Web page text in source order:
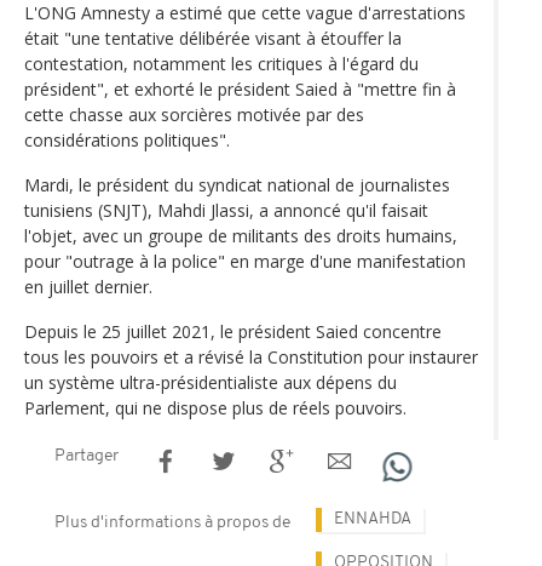
L'ONG Amnesty a estimé que cette vague d'arrestations
était "une tentative délibérée visant à étouffer la
contestation, notamment les critiques à l'égard du
président", et exhorté le président Saied à "mettre fin à
cette chasse aux sorcières motivée par des
considérations politiques".
Mardi, le président du syndicat national de journalistes
tunisiens (SNJT), Mahdi Jlassi, a annoncé qu'il faisait
l'objet, avec un groupe de militants des droits humains,
pour "outrage à la police" en marge d'une manifestation
en juillet dernier.
Depuis le 25 juillet 2021, le président Saied concentre
tous les pouvoirs et a révisé la Constitution pour instaurer
un système ultra-présidentialiste aux dépens du
Parlement, qui ne dispose plus de réels pouvoirs.
Partager
Plus d'informations à propos de ENNAHDA